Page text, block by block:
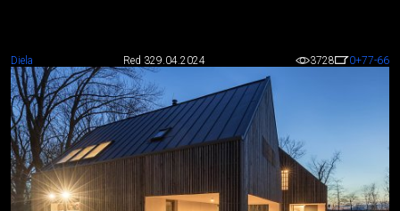
Diela Red 329.04.2024 3728 0+77-66